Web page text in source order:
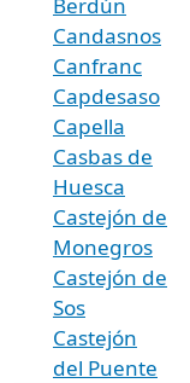
Candasnos
Canfranc
Capdesaso
Capella
Casbas de
Huesca
Castejón de
Monegros
Castejón de
Sos
Castejón
del Puente